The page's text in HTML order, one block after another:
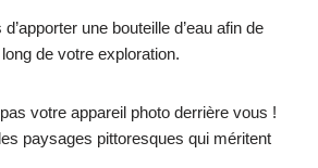
une bouteille d’eau afin de
de votre exploration.
votre appareil photo derrière vous !
paysages pittoresques qui méritent